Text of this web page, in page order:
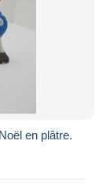
en plâtre.